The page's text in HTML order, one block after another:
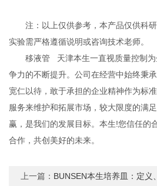
注：以上仅供参考，本产品仅供科研
实验需严格遵循说明或咨询技术老师。
移液管 天津本生一直视质量控制为
争力的不断提升。公司在经营中始终秉
宽仁以待，敢于承担的企业精神作为标
服务来维护和拓展市场，较大限度的满
赢，是我们的发展目标。本生!您信任的
合作，共创美好的未来。
上一篇： BUNSEN本生培养皿：定义、类